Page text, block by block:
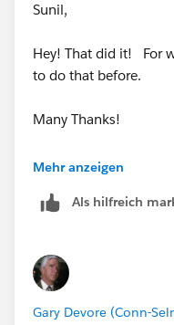
Sunil,
Hey! That did it! For
to do that before.
Many Thanks!
-Gary
Mehr anzeigen
Als hilfreich
Gary Devore (Conn-